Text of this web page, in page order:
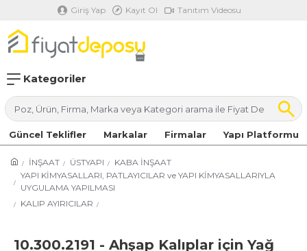
Giriş Yap Kayıt Ol Tanıtım Videosu
Kategoriler
Güncel Teklifler Markalar Firmalar Yapı Platformu
İNŞAAT ÜSTYAPI
KABA İNŞAAT
YAPI KİMYASALLARI, PATLAYICILAR ve YAPI KİMYASALLARIYLA
UYGULAMA YAPILMASI
KALIP AYIRICILAR
10.300.2191 - Ahşap Kalıplar için Yağ